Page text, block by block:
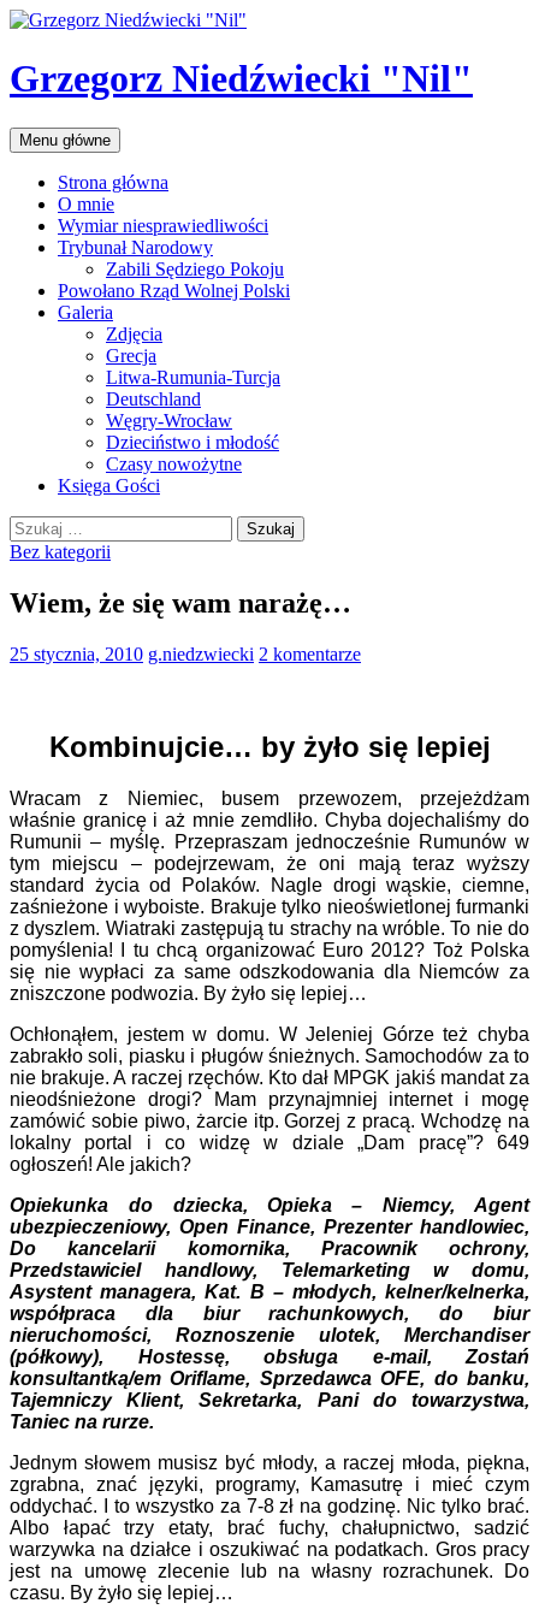
Przejdź
treści
Grzegorz Niedźwiecki "Nil"
Szukaj
Menu główne
Strona główna
O mnie
Wymiar niesprawiedliwości
Trybunał Narodowy
Zabili Sędziego Pokoju
Powołano Rząd Wolnej Polski
Galeria
Zdjęcia
Grecja
Litwa-Rumunia-Turcja
Deutschland
Węgry-Wrocław
Dzieciństwo i młodość
Czasy nowożytne
Księga Gości
Szukaj:
Bez kategorii
Wiem, że się wam narażę…
25 stycznia, 2010 g.niedzwiecki 2 komentarze
Kombinujcie… by żyło się lepiej
Wracam z Niemiec, busem przewozem, przejeżdżam
właśnie granicę i aż mnie zemdliło. Chyba dojechaliśmy do
Rumunii – myślę. Przepraszam jednocześnie Rumunów w
tym miejscu – podejrzewam, że oni mają teraz wyższy
standard życia od Polaków. Nagle drogi wąskie, ciemne,
zaśnieżone i wyboiste. Brakuje tylko nieoświetlonej furmanki
z dyszlem. Wiatraki zastępują tu strachy na wróble. To nie do
pomyślenia! I tu chcą organizować Euro 2012? Toż Polska
się nie wypłaci za same odszkodowania dla Niemców za
zniszczone podwozia. By żyło się lepiej…
Ochłonąłem, jestem w domu. W Jeleniej Górze też chyba
zabrakło soli, piasku i pługów śnieżnych. Samochodów za to
nie brakuje. A raczej rzęchów. Kto dał MPGK jakiś mandat za
nieodśnieżone drogi? Mam przynajmniej internet i mogę
zamówić sobie piwo, żarcie itp. Gorzej z pracą. Wchodzę na
lokalny portal i co widzę w dziale „Dam pracę”? 649
ogłoszeń! Ale jakich?
Opiekunka do dziecka, Opieka – Niemcy, Agent
ubezpieczeniowy, Open Finance, Prezenter handlowiec,
Do kancelarii komornika, Pracownik ochrony,
Przedstawiciel handlowy, Telemarketing w domu,
Asystent managera, Kat. B – młodych, kelner/kelnerka,
współpraca dla biur rachunkowych, do biur
nieruchomości, Roznoszenie ulotek, Merchandiser
(półkowy), Hostessę, obsługa e-mail, Zostań
konsultantką/em Oriflame, Sprzedawca OFE, do banku,
Tajemniczy Klient, Sekretarka, Pani do towarzystwa,
Taniec na rurze.
Jednym słowem musisz być młody, a raczej młoda, piękna,
zgrabna, znać języki, programy, Kamasutrę i mieć czym
oddychać. I to wszystko za 7-8 zł na godzinę. Nic tylko brać.
Albo łapać trzy etaty, brać fuchy, chałupnictwo, sadzić
warzywka na działce i oszukiwać na podatkach. Gros pracy
jest na umowę zlecenie lub na własny rozrachunek. Do
czasu. By żyło się lepiej…